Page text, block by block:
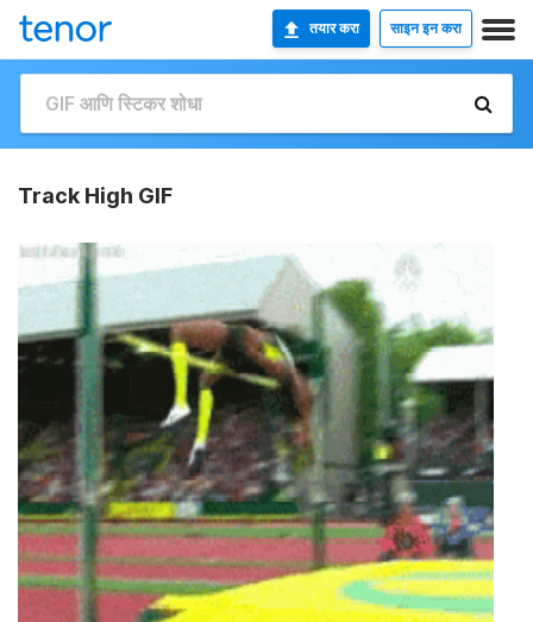
तयार करा साइन इन करा
Track High GIF